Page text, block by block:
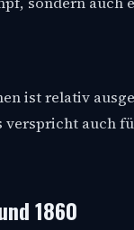
ist relativ
auch
1860